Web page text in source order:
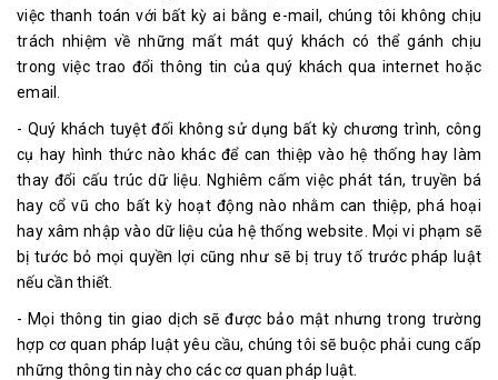
việc thanh toán với bất kỳ ai bằng e-mail, chúng tôi không chịu
trách nhiệm về những mất mát quý khách có thể gánh chịu
trong việc trao đổi thông tin của quý khách qua internet hoặc
email.
- Quý khách tuyệt đối không sử dụng bất kỳ chương trình, công
cụ hay hình thức nào khác để can thiệp vào hệ thống hay làm
thay đổi cấu trúc dữ liệu. Nghiêm cấm việc phát tán, truyền bá
hay cổ vũ cho bất kỳ hoạt động nào nhằm can thiệp, phá hoại
hay xâm nhập vào dữ liệu của hệ thống website. Mọi vi phạm sẽ
bị tước bỏ mọi quyền lợi cũng như sẽ bị truy tố trước pháp luật
nếu cần thiết.
- Mọi thông tin giao dịch sẽ được bảo mật nhưng trong trường
hợp cơ quan pháp luật yêu cầu, chúng tôi sẽ buộc phải cung cấp
những thông tin này cho các cơ quan pháp luật.